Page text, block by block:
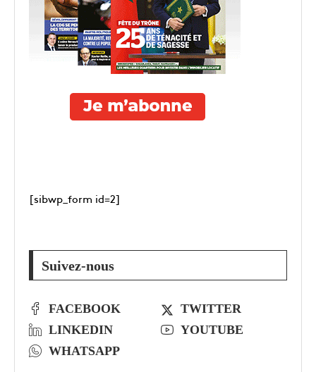
[sibwp_form id=2]
Suivez-nous
FACEBOOK
TWITTER
LINKEDIN
YOUTUBE
WHATSAPP